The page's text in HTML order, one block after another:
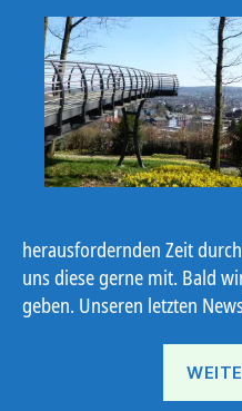
herausfordernden Zeit
uns diese gerne mit. Bald
geben. Unseren letzten